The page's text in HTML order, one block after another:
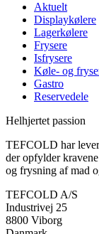
Aktuelt
Displaykølere
Lagerkølere
Frysere
Isfrysere
Køle- og
Gastro
Reservedele
Helhjertet passion
TEFCOLD har
der opfylder
og frysning af mad
TEFCOLD A/S
Industrivej 25
8800 Viborg